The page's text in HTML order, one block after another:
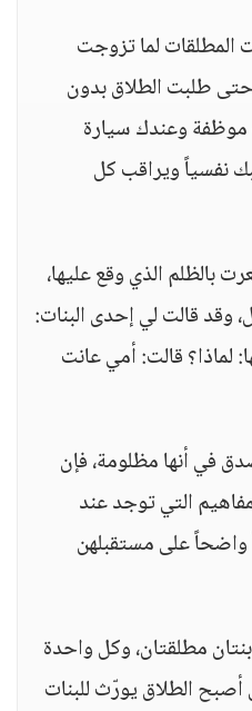
المطلقات لما تزوجت
حتى طلبت الطلاق بدون
موظفة وعندك سيارة
نفسياً ويراقب كل
بالظلم الذي وقع عليها،
وقد قالت لي إحدى البنات:
لماذا؟ قالت: أمي عانت
في أنها مظلومة، فإن
التي توجد عند
واضحاً على مستقبلهن
مطلقتان، وكل واحدة
الطلاق يورّث للبنات